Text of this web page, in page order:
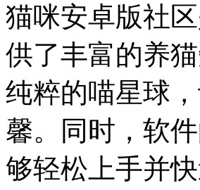
猫咪安卓版社
供了丰富的养
纯粹的喵星球
馨。同时，软
够轻松上手并